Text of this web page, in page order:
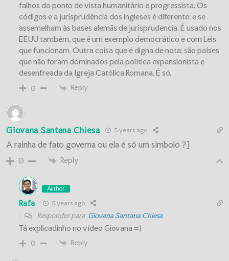
falhos do ponto de vista humanitário e progressista. Os
códigos e a jurisprudência dos ingleses é diferente: e se
assemelham às bases alemãs de jurisprudencia. É usado nos
EEUU também, que é um exemplo democrático e com Leis
que funcionam. Outra coisa que é digna de nota: são países
que não foram dominados pela política expansionista e
desenfreada da Igreja Católica Romana. É só.
0 Reply
Giovana Santana Chiesa 5 years ago
A rainha de fato governa ou ela é só um simbolo ?]
0 Reply
Author
Rafa 5 years ago
Responder para Giovana Santana Chiesa
Tá explicadinho no vídeo Giovana =)
0 Reply